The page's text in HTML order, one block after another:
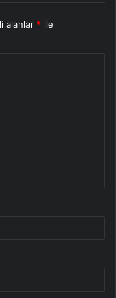
alanlar * ile